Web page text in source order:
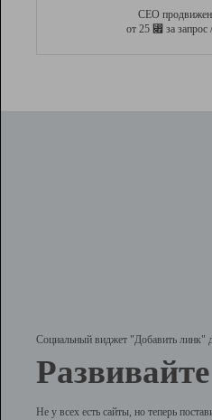
СЕО
от 25 ⃏ за запрос
Социальный виджет "Добавить линк"
Не у всех есть сайты, но теперь